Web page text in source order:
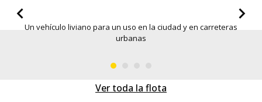
Mas espacio en la maleta, con el fin de poder trasladarte a
todas partes
Ver toda la flota